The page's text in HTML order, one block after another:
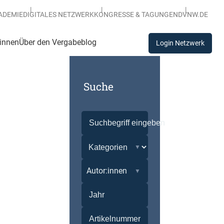
DIGITALES NETZWERKKONGRESSE & TAGUNGENDVNW.DE
Über den Vergabeblog Login Netzwerk
Suche
Autor:innen